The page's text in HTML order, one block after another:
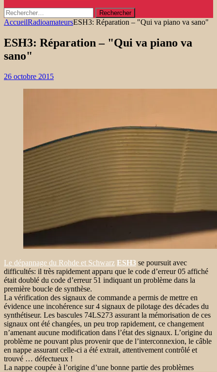
Rechercher :
AccueilRadioamateursESH3: Réparation – "Qui va piano va sano"
ESH3: Réparation – "Qui va piano va
sano"
26 octobre 2015
Le dépannage du Rohde et Schwarz ESH3 se poursuit avec
difficultés: il très rapidement apparu que le code d’erreur 05 affiché
était doublé du code d’erreur 51 indiquant un problème dans la
première boucle de synthèse.
La vérification des signaux de commande a permis de mettre en
évidence une incohérence sur 4 signaux de pilotage des décades du
synthétiseur. Les bascules 74LS273 assurant la mémorisation de ces
signaux ont été changées, un peu trop rapidement, ce changement
n’amenant aucune modification dans l’état des signaux. L’origine du
problème ne pouvant plus provenir que de l’interconnexion, le câble
en nappe assurant celle-ci a été extrait, attentivement contrôlé et
trouvé … défectueux !
La nappe coupée à l’origine d’une bonne partie des problèmes